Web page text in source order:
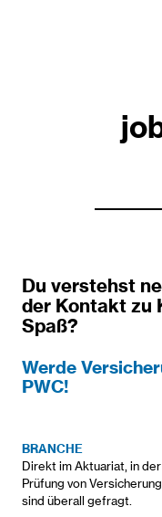
Du verstehst
der Kontakt zu
Spaß?
Werde
PWC!
BRANCHE
Direkt im Aktuariat, in
Prüfung von
sind überall gefragt.